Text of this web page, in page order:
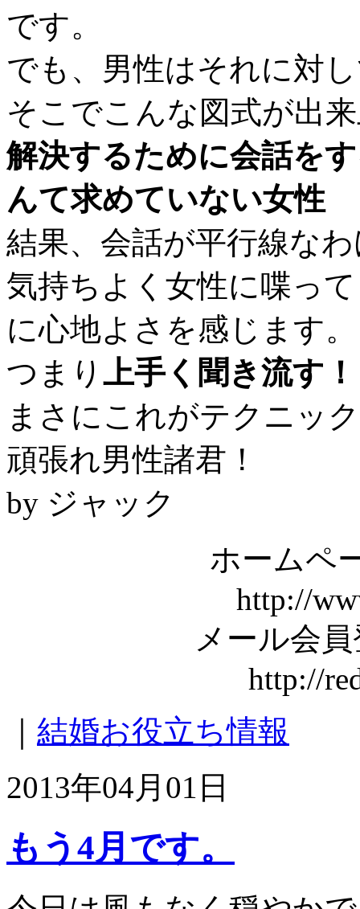
です。
でも、男性はそれに対
そこでこんな図式が出
解決するために会話を
んて求めていない女性
結果、会話が平行線な
気持ちよく女性に喋っ
に心地よさを感じます。
つまり 上手く聞き流す！
まさにこれがテクニッ
頑張れ男性諸君！
by ジャック
ホームペ
http://
メール会
http://
結婚お役立ち情報
2013年04月01日
もう4月です。